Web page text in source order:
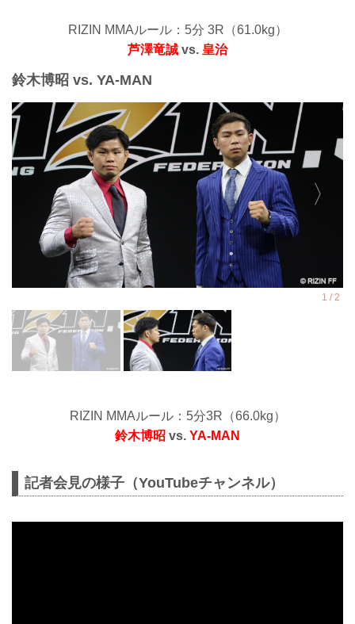
RIZIN MMAルール：5分 3R（61.0kg）
芦澤竜誠 vs. 皇治
鈴木博昭 vs. YA-MAN
RIZIN MMAルール：5分3R（66.0kg）
鈴木博昭 vs. YA-MAN
記者会見の様子（YouTubeチャンネル）